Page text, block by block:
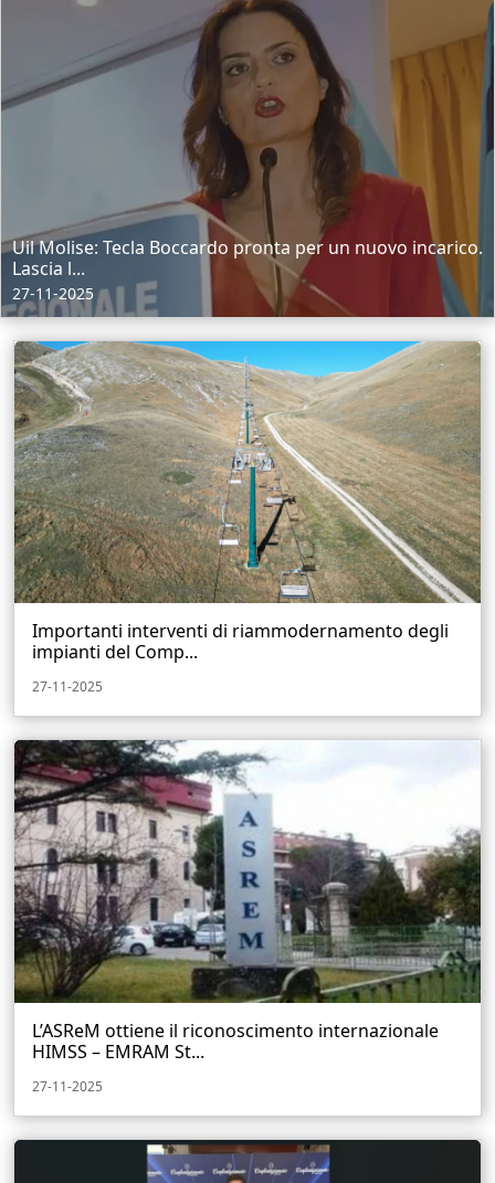
Uil Molise: Tecla Boccardo pronta per un nuovo incarico.
Lascia l...
27-11-2025
Importanti interventi di riammodernamento degli
impianti del Comp...
27-11-2025
L’ASReM ottiene il riconoscimento internazionale
HIMSS – EMRAM St...
27-11-2025